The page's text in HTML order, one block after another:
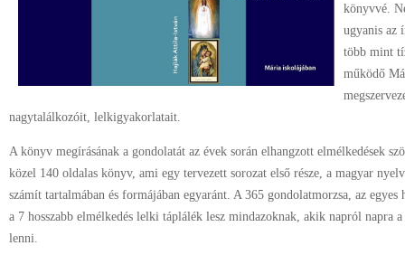
könyvvé.
ugyanis az
több mint
működő
m
nagytalálkozóit, lelkigyakorlatait.
A könyv megírásának a gondolatát az évek során elhangzott elmélkedések
közel 140 oldalas könyv, ami egy tervezett sorozat első része, a magyar
számít tartalmában és formájában egyaránt. A 365 gondolatmorzsa, az
a 7 hosszabb elmélkedés lelki táplálék lesz mindazoknak, akik napról napra a
lenni.